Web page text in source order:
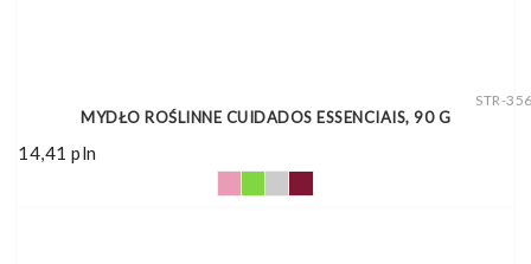
STR-
MYDŁO ROŚLINNE CUIDADOS ESSENCIAIS, 90 G
14,41 pln